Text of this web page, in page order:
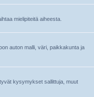
mielipiteitä aiheesta.
auton malli, väri, paikkakunta ja
kysymykset sallittuja, muut